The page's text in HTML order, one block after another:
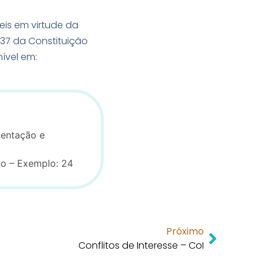
em virtude da
da Constituição
em:
e
– Exemplo: 24
Próximo
Conflitos de Interesse – CoI